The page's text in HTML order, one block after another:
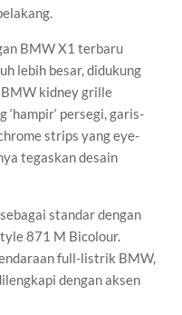
BMW X1 terbaru
lebih besar, didukung
BMW kidney grille
persegi, garis-
strips yang eye-
tegaskan desain
standar dengan
871 M Bicolour.
full-listrik BMW,
dengan aksen